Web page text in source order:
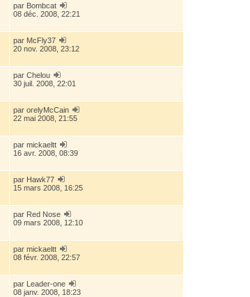
par Bombcat
08 déc. 2008, 22:21
par McFly37
20 nov. 2008, 23:12
par Chelou
30 juil. 2008, 22:01
par orelyMcCain
22 mai 2008, 21:55
par mickaeltt
16 avr. 2008, 08:39
par Hawk77
15 mars 2008, 16:25
par Red Nose
09 mars 2008, 12:10
par mickaeltt
08 févr. 2008, 22:57
par Leader-one
08 janv. 2008, 18:23